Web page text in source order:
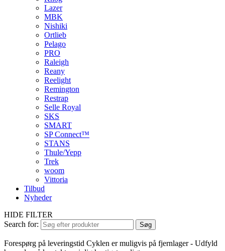
Lazer
MBK
Nishiki
Ortlieb
Pelago
PRO
Raleigh
Reany
Reelight
Remington
Restrap
Selle Royal
SKS
SMART
SP Connect™
STANS
Thule/Yepp
Trek
woom
Vittoria
Tilbud
Nyheder
HIDE FILTER
Search for:
Søg
Forespørg på leveringstid Cyklen er muligvis på fjernlager - Udfyld